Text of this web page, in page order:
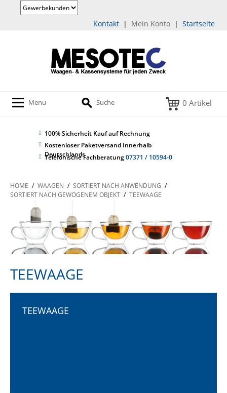
Startseite
|
Mein Konto
|
Kontakt
Menu Suche 0 Artikel
100% Sicherheit Kauf auf Rechnung
Kostenloser Paketversand Innerhalb
Deutschlands
Telefonische Fachberatung07371 / 10594-0
HOME / WAAGEN / SORTIERT NACH ANWENDUNG /
SORTIERT NACH GEWOGENEM OBJEKT / TEEWAAGE
TEEWAAGE
TEEWAAGE